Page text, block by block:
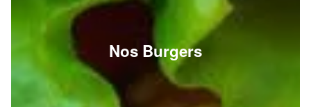
Nos Burgers